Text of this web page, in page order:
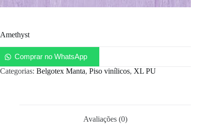
Amethyst
Comprar no WhatsApp
Categorias: Belgotex Manta, Piso vinílicos, XL PU
Avaliações (0)